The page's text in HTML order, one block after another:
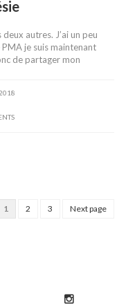
autres. J’ai un peu
je suis maintenant
de partager mon
1 2 3 Next page